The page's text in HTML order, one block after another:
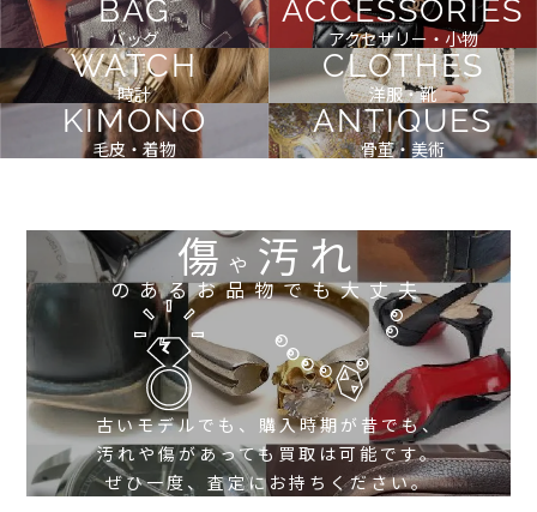
BAG
バッグ
ACCESSORIES
アクセサリー・小物
WATCH
時計
CLOTHES
洋服・靴
KIMONO
毛皮・着物
ANTIQUES
骨董・美術
傷や 汚れ
のあるお品物でも大丈夫
古いモデルでも、購入時期が昔でも、
汚れや傷があっても買取は可能です。
ぜひ一度、査定にお持ちください。